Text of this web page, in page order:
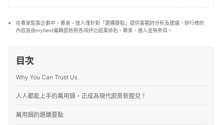
給這個世界一些美好及熱情。
李佳穎的簡介
在專家監製企劃中，專家、達人僅針對「選購要點」提供客觀的分析及建議。排行榜的
內容皆由mybest編輯部依照各項評比結果排名，專家、達人並無參與。
目次
Why You Can Trust Us
人人都能上手的萬用鍋，正成為現代廚房新寵兒！
萬用鍋的選購要點